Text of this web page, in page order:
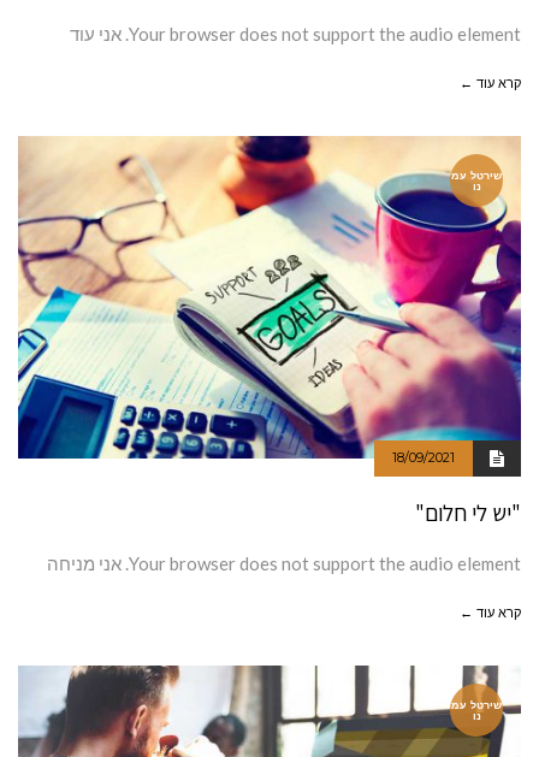
Your browser does not support the audio element. אני עוד
קרא עוד ←
שירטל עמ
נו
18/09/2021
"יש לי חלום"
Your browser does not support the audio element. אני מניחה
קרא עוד ←
שירטל עמ
נו